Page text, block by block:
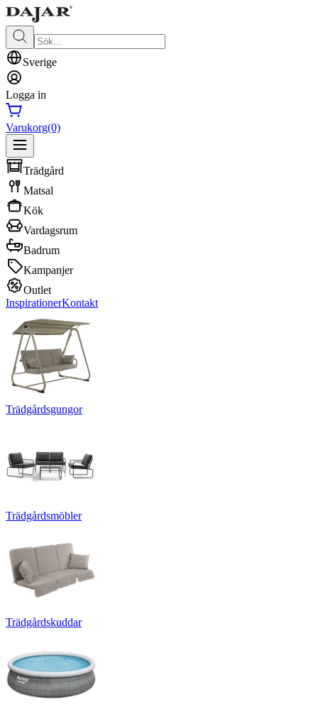
Sverige
Logga in
Varukorg(0)
Trädgård
Matsal
Kök
Vardagsrum
Badrum
Kampanjer
Outlet
InspirationerKontakt
Trädgårdsgungor
Trädgårdsmöbler
Trädgårdskuddar